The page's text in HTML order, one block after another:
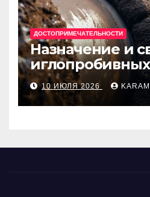
ДОСТОПРИМЕЧАТЕЛЬНОСТИ
Назначение и
иглопробивных
базальтовых
матов
10 ИЮЛЯ 2026